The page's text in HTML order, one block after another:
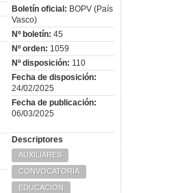
Boletín oficial: BOPV (País
Vasco)
Nº boletín: 45
Nº orden: 1059
Nº disposición: 110
Fecha de disposición:
24/02/2025
Fecha de publicación:
06/03/2025
Descriptores
AUXILIARES
CONVOCATORIA
EDUCACION